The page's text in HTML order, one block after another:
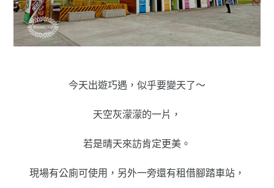
今天出遊巧遇，似乎要變天了～
天空灰濛濛的一片，
若是晴天來訪肯定更美。
現場有公廁可使用，另外一旁還有租借腳踏車站，